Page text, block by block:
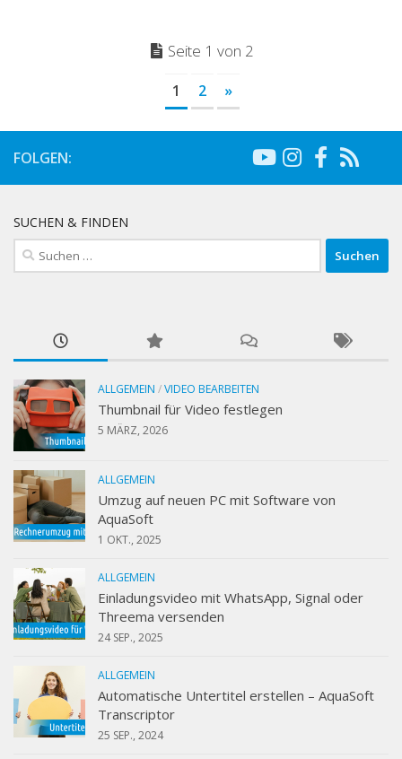
Seite 1 von 2
1 2 »
FOLGEN:
SUCHEN & FINDEN
Suchen
nach:
ALLGEMEIN /VIDEO BEARBEITEN
Thumbnail für Video festlegen
5 MÄRZ, 2026
ALLGEMEIN
Umzug auf neuen PC mit Software von
AquaSoft
1 OKT., 2025
ALLGEMEIN
Einladungsvideo mit WhatsApp, Signal oder
Threema versenden
24 SEP., 2025
ALLGEMEIN
Automatische Untertitel erstellen – AquaSoft
Transcriptor
25 SEP., 2024